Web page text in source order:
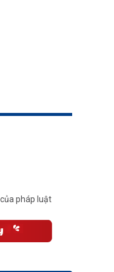
pháp luật